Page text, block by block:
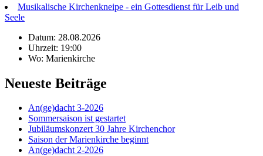
Musikalische Kirchenkneipe - ein Gottesdienst für Leib und
Seele
Datum: 28.08.2026
Uhrzeit: 19:00
Wo: Marienkirche
Neueste Beiträge
An(ge)dacht 3-2026
Sommersaison ist gestartet
Jubiläumskonzert 30 Jahre Kirchenchor
Saison der Marienkirche beginnt
An(ge)dacht 2-2026